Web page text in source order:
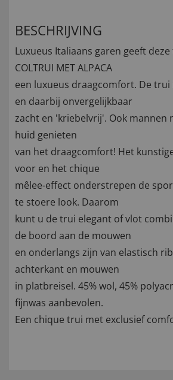
BESCHRIJVING
Luxueus Italiaans garen geeft
COLTRUI MET ALPACA
een luxueus draagcomfort. De trui
en daarbij onvergelijkbaar
zacht en 'kriebelvrij'. Ook mannen
huid genieten
van het draagcomfort! Het
voor en het chique
mêlee-effect onderstrepen de
te stoere look. Daarom
kunt u de trui elegant of vlot
de boord aan de mouwen
en onderlangs zijn van elastisch
achterkant en mouwen
in platbreisel. 45% wol, 45%
fijnwas aanbevolen.
Een chique trui met exclusief